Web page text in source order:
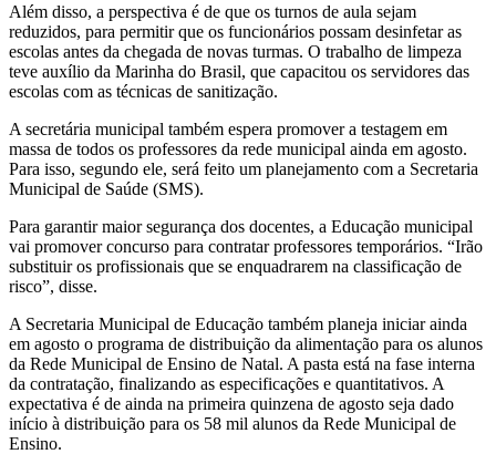
Além disso, a perspectiva é de que os turnos de aula sejam
reduzidos, para permitir que os funcionários possam desinfetar as
escolas antes da chegada de novas turmas. O trabalho de limpeza
teve auxílio da Marinha do Brasil, que capacitou os servidores das
escolas com as técnicas de sanitização.
A secretária municipal também espera promover a testagem em
massa de todos os professores da rede municipal ainda em agosto.
Para isso, segundo ele, será feito um planejamento com a Secretaria
Municipal de Saúde (SMS).
Para garantir maior segurança dos docentes, a Educação municipal
vai promover concurso para contratar professores temporários. “Irão
substituir os profissionais que se enquadrarem na classificação de
risco”, disse.
A Secretaria Municipal de Educação também planeja iniciar ainda
em agosto o programa de distribuição da alimentação para os alunos
da Rede Municipal de Ensino de Natal. A pasta está na fase interna
da contratação, finalizando as especificações e quantitativos. A
expectativa é de ainda na primeira quinzena de agosto seja dado
início à distribuição para os 58 mil alunos da Rede Municipal de
Ensino.